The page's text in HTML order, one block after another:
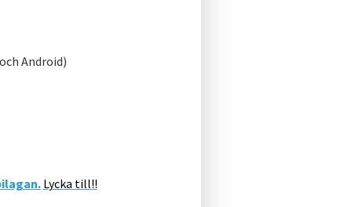
Android)
Lycka till!!